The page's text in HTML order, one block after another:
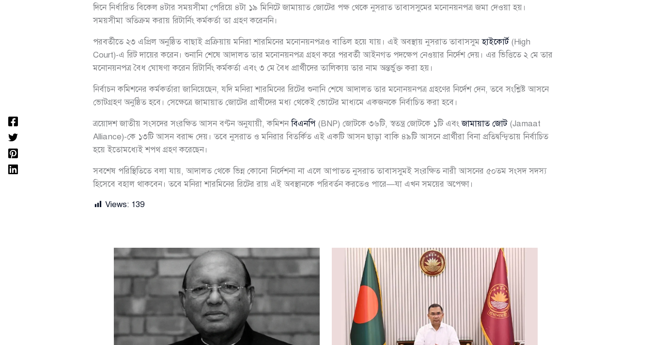
দিনে নির্ধারিত বিকেল ৪টার সময়সীমা পেরিয়ে ৪টা ১৯ মিনিটে জামায়াত জোটের পক্ষ থেকে নুসরাত তাবাসসুমের মনোনয়নপত্র জমা দেওয়া হয়।
সময়সীমা অতিক্রম করায় রিটার্নিং কর্মকর্তা তা গ্রহণ করেননি।
পরবর্তীতে ২৩ এপ্রিল অনুষ্ঠিত বাছাই প্রক্রিয়ায় মনিরা শারমিনের মনোনয়নপত্রও বাতিল হয়ে যায়। এই অবস্থায় নুসরাত তাবাসসুমহাইকোর্ট(High
Court)-এ রিট দায়ের করেন। শুনানি শেষে আদালত তার মনোনয়নপত্র গ্রহণ করে পরবর্তী আইনগত পদক্ষেপ নেওয়ার নির্দেশ দেয়। এর ভিত্তিতে ২ মে তার
মনোনয়নপত্র বৈধ ঘোষণা করেন রিটার্নিং কর্মকর্তা এবং ৩ মে বৈধ প্রার্থীদের তালিকায় তার নাম অন্তর্ভুক্ত করা হয়।
নির্বাচন কমিশনের কর্মকর্তারা জানিয়েছেন, যদি মনিরা শারমিনের রিটের শুনানি শেষে আদালত তার মনোনয়নপত্র গ্রহণের নির্দেশ দেন, তবে সংশ্লিষ্ট আসনে
ভোটগ্রহণ অনুষ্ঠিত হবে। সেক্ষেত্রে জামায়াত জোটের প্রার্থীদের মধ্য থেকেই ভোটের মাধ্যমে একজনকে নির্বাচিত করা হবে।
ত্রয়োদশ জাতীয় সংসদের সংরক্ষিত আসন বণ্টন অনুযায়ী, কমিশনবিএনপি(BNP) জোটকে ৩৬টি, স্বতন্ত্র জোটকে ১টি এবংজামায়াত জোট(Jamaat
Alliance)-কে ১৩টি আসন বরাদ্দ দেয়। তবে নুসরাত ও মনিরার বিতর্কিত এই একটি আসন ছাড়া বাকি ৪৯টি আসনে প্রার্থীরা বিনা প্রতিদ্বন্দ্বিতায় নির্বাচিত
হয়ে ইতোমধ্যেই শপথ গ্রহণ করেছেন।
সবশেষ পরিস্থিতিতে বলা যায়, আদালত থেকে ভিন্ন কোনো নির্দেশনা না এলে আপাতত নুসরাত তাবাসসুমই সংরক্ষিত নারী আসনের ৫০তম সংসদ সদস্য
হিসেবে বহাল থাকবেন। তবে মনিরা শারমিনের রিটের রায় এই অবস্থানকে পরিবর্তন করতেও পারে—যা এখন সময়ের অপেক্ষা।
Views: 139